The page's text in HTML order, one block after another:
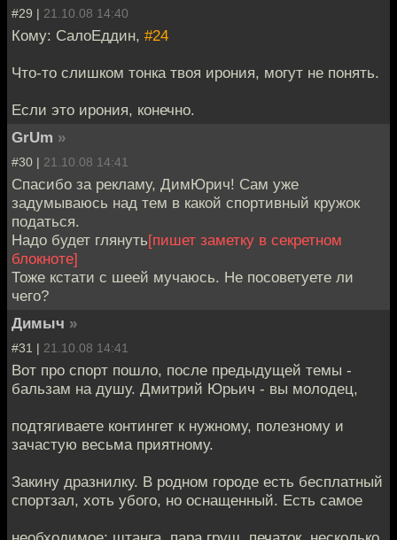
#29 | 21.10.08 14:40
Кому: СалоЕддин, #24
Что-то слишком тонка твоя ирония, могут не понять.
Если это ирония, конечно.
GrUm »
#30 | 21.10.08 14:41
Спасибо за рекламу, ДимЮрич! Сам уже
задумываюсь над тем в какой спортивный кружок
податься.
Надо будет глянуть[пишет заметку в секретном
блокноте]
Тоже кстати с шеей мучаюсь. Не посоветуете ли
чего?
Димыч »
#31 | 21.10.08 14:41
Вот про спорт пошло, после предыдущей темы -
бальзам на душу. Дмитрий Юрьич - вы молодец,
подтягиваете контингет к нужному, полезному и
зачастую весьма приятному.
Закину дразнилку. В родном городе есть бесплатный
спортзал, хоть убого, но оснащенный. Есть самое